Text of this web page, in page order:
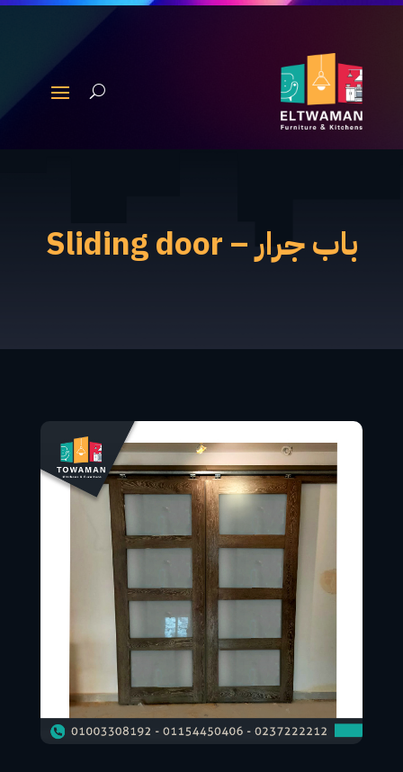
باب جرار – Sliding door